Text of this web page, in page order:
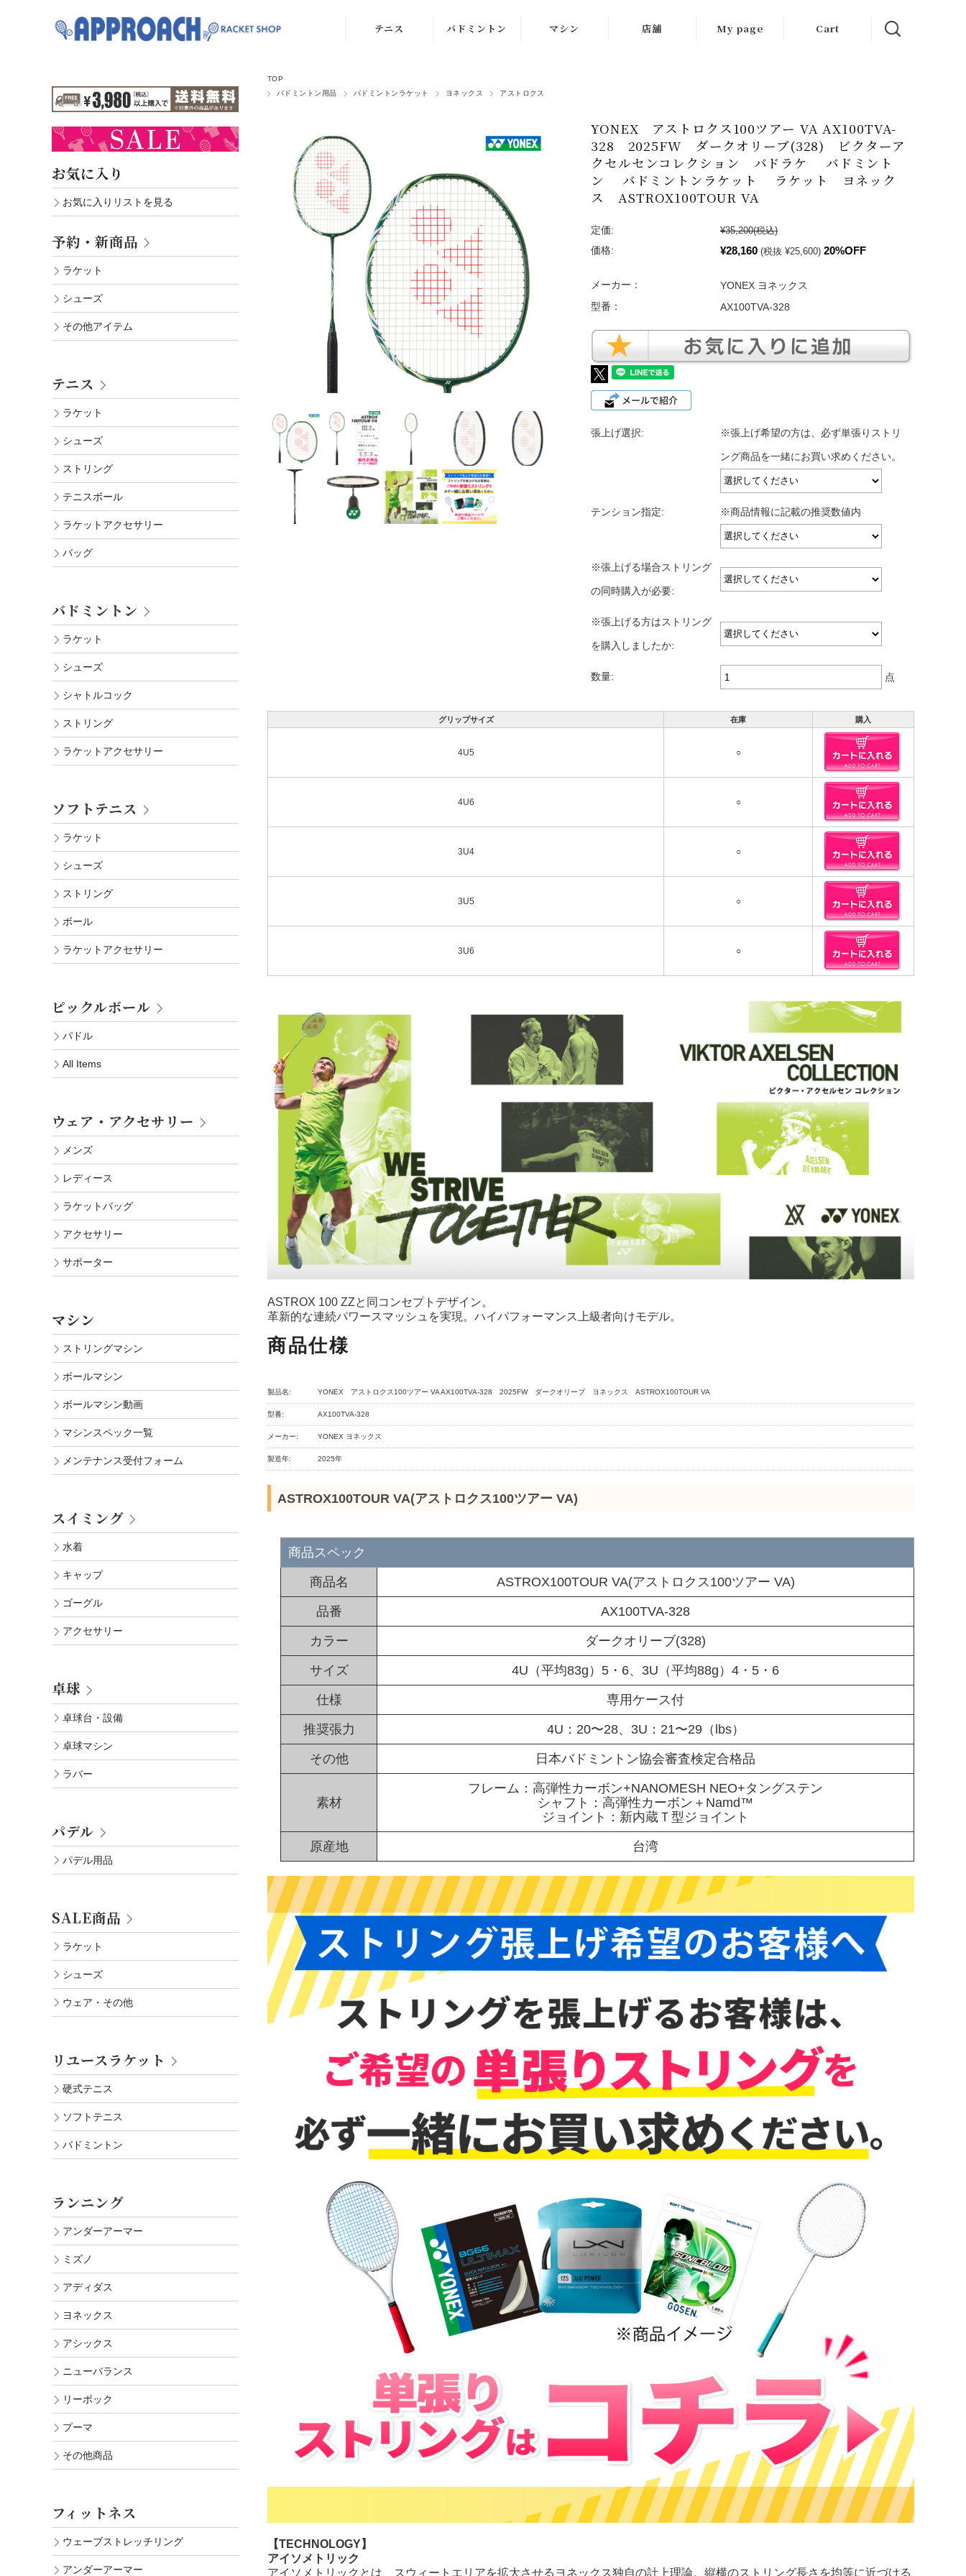
テニス
シューズ
テニスボール
ウェア
アクセサリ
バッグ
バドミントン
シューズ
ウェア
アクセサリ
マシン
ボールマシン
マシン紹介動画
修理メンテナンス
店舗
岐阜店
My page Cart
TOP
バドミントン用品
バドミントンラケット ヨネックス アストロクス
YONEX アストロクス100ツアー VA AX100TVA-
328 2025FW ダークオリーブ(328) ビクターア
クセルセンコレクション バドラケ バドミント
ン バドミントンラケット ラケット ヨネック
ス ASTROX100TOUR VA
定価: ¥35,200(税込)
価格:
¥28,160 (税抜 ¥25,600) 20%OFF
メーカー：
YONEX ヨネックス
型番：
AX100TVA-328
張上げ選択: ※張上げ希望の方は、必ず単張りストリ
ング商品を一緒にお買い求めください。
テンション指定: ※商品情報に記載の推奨数値内
※張上げる場合ストリング
の同時購入が必要:
※張上げる方はストリング
を購入しましたか:
数量: 点
グリップサイズ 在庫 購入
4U5 ○
4U6 ○
3U4 ○
3U5 ○
3U6 ○
ASTROX 100 ZZと同コンセプトデザイン。
革新的な連続パワースマッシュを実現。ハイパフォーマンス上級者向けモデル。
商品仕様
製品名: YONEX アストロクス100ツアー VA AX100TVA-328 2025FW ダークオリーブ ヨネックス ASTROX100TOUR VA
型番: AX100TVA-328
メーカー: YONEX ヨネックス
製造年: 2025年
ASTROX100TOUR VA(アストロクス100ツアー VA)
商品スペック
商品名 ASTROX100TOUR VA(アストロクス100ツアー VA)
品番 AX100TVA-328
カラー ダークオリーブ(328)
サイズ 4U（平均83g）5・6、3U（平均88g）4・5・6
仕様 専用ケース付
推奨張力 4U：20〜28、3U：21〜29（lbs）
その他 日本バドミントン協会審査検定合格品
素材
フレーム：高弾性カーボン+NANOMESH NEO+タングステン
シャフト：高弾性カーボン＋Namd™
ジョイント：新内蔵Ｔ型ジョイント
原産地 台湾
【TECHNOLOGY】
アイソメトリック
アイソメトリックとは、スウィートエリアを拡大させるヨネックス独自の計上理論。縦横のストリング長さを均等に近づける
お気に入り
お気に入りリストを見る
予約・新商品
ラケット
シューズ
その他アイテム
テニス
ラケット
シューズ
ストリング
テニスボール
ラケットアクセサリー
バッグ
バドミントン
ラケット
シューズ
シャトルコック
ストリング
ラケットアクセサリー
ソフトテニス
ラケット
シューズ
ストリング
ボール
ラケットアクセサリー
ピックルボール
パドル
All Items
ウェア・アクセサリー
メンズ
レディース
ラケットバッグ
アクセサリー
サポーター
マシン
ストリングマシン
ボールマシン
ボールマシン動画
マシンスペック一覧
メンテナンス受付フォーム
スイミング
水着
キャップ
ゴーグル
アクセサリー
卓球
卓球台・設備
卓球マシン
ラバー
パデル
パデル用品
SALE商品
ラケット
シューズ
ウェア・その他
リユースラケット
硬式テニス
ソフトテニス
バドミントン
ランニング
アンダーアーマー
ミズノ
アディダス
ヨネックス
アシックス
ニューバランス
リーボック
プーマ
その他商品
フィットネス
ウェーブストレッチリング
アンダーアーマー